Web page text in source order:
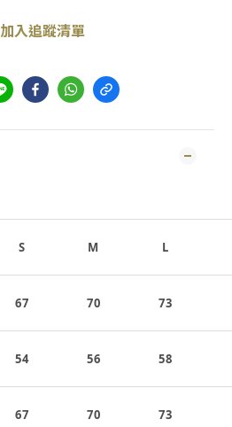
加入追蹤清單
S M L
67 70 73
54 56 58
67 70 73